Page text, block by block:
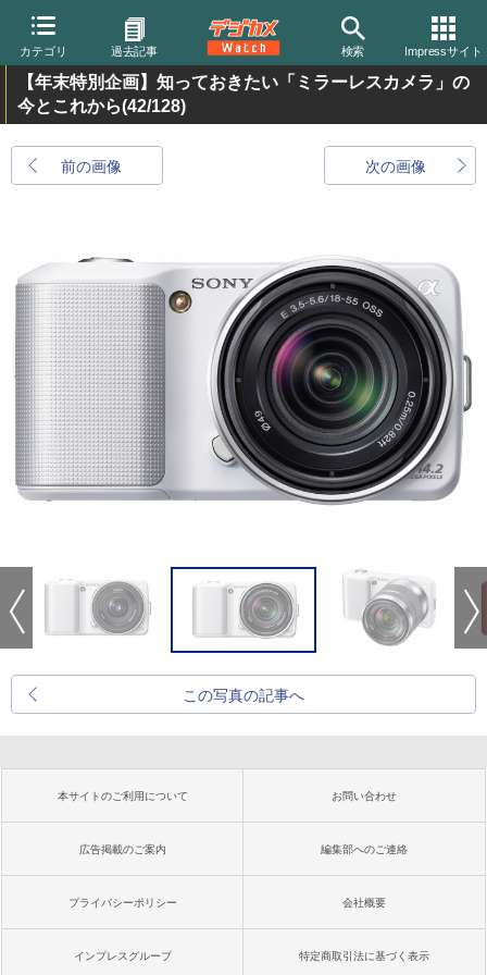
カテゴリ 過去記事 検索 Impressサイト
【年末特別企画】知っておきたい「ミラーレスカメラ」の
今とこれから(42/128)
前の画像 次の画像
この写真の記事へ
本サイトのご利用について お問い合わせ
広告掲載のご案内 編集部へのご連絡
プライバシーポリシー 会社概要
インプレスグループ 特定商取引法に基づく表示